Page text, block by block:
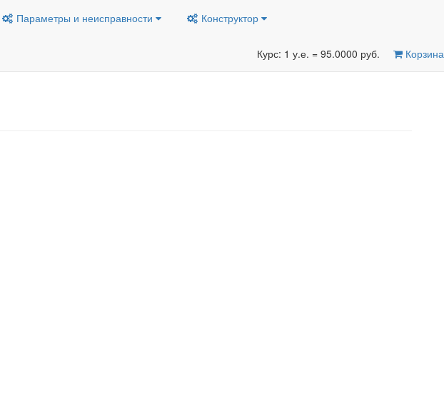
Параметры и неисправности Конструктор
Курс: 1 у.е. = 95.0000 руб. Корзина